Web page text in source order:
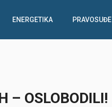
ENERGETIKA PRAVOSUĐE
– OSLOBODILI!